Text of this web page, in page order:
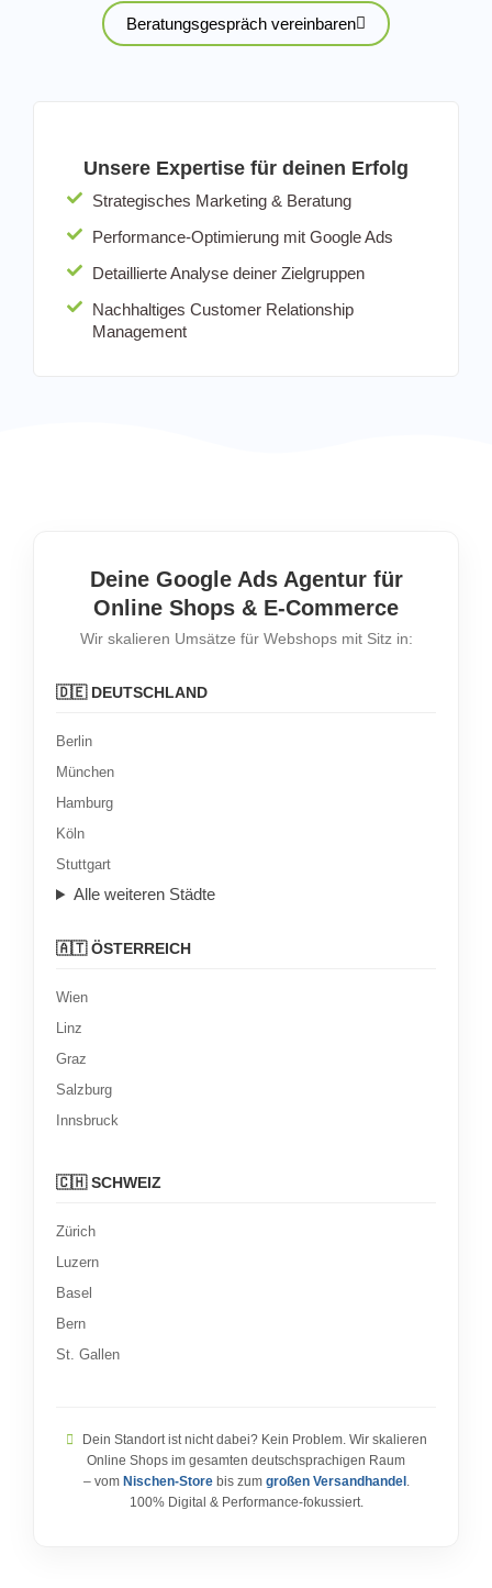
Beratungsgespräch vereinbaren
Unsere Expertise für deinen Erfolg
Strategisches Marketing & Beratung
Performance-Optimierung mit Google Ads
Detaillierte Analyse deiner Zielgruppen
Nachhaltiges Customer Relationship
Management
Deine Google Ads Agentur für
Online Shops & E-Commerce
Wir skalieren Umsätze für Webshops mit Sitz in:
🇩🇪 DEUTSCHLAND
Berlin
München
Hamburg
Köln
Stuttgart
Alle weiteren Städte
🇦🇹 ÖSTERREICH
Wien
Linz
Graz
Salzburg
Innsbruck
🇨🇭 SCHWEIZ
Zürich
Luzern
Basel
Bern
St. Gallen
Dein Standort ist nicht dabei? Kein Problem. Wir skalieren
Online Shops im gesamten deutschsprachigen Raum
– vom Nischen-Storebis zum großen Versandhandel .
100% Digital & Performance-fokussiert.